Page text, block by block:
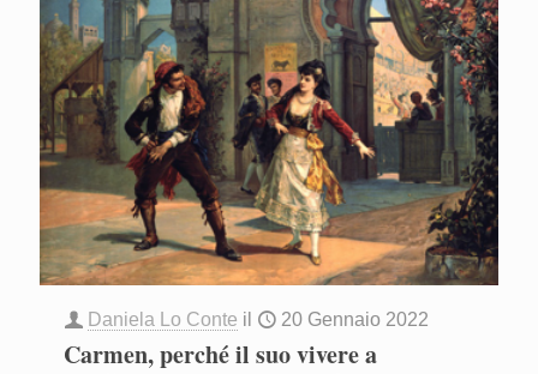
Daniela Lo Conte il 20 Gennaio 2022
Carmen, perché il suo vivere a